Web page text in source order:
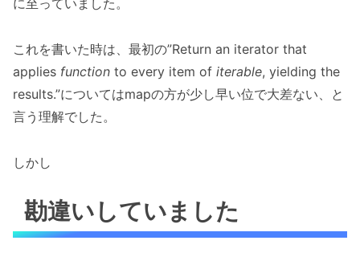
に至っていました。
これを書いた時は、最初の”Return an iterator that
applies function to every item of iterable, yielding the
results.”についてはmapの方が少し早い位で大差ない、と
言う理解でした。
しかし
勘違いしていました